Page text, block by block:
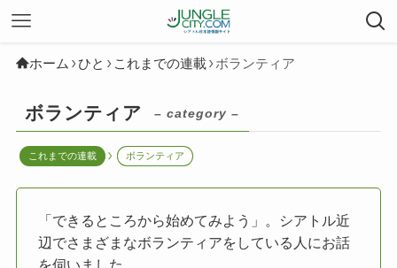
ホーム ひと これまでの連載 ボランティア
ボランティア – category –
これまでの連載 ボランティア
「できるところから始めてみよう」。シアトル近
辺でさまざまなボランティアをしている人にお話
を伺いました。